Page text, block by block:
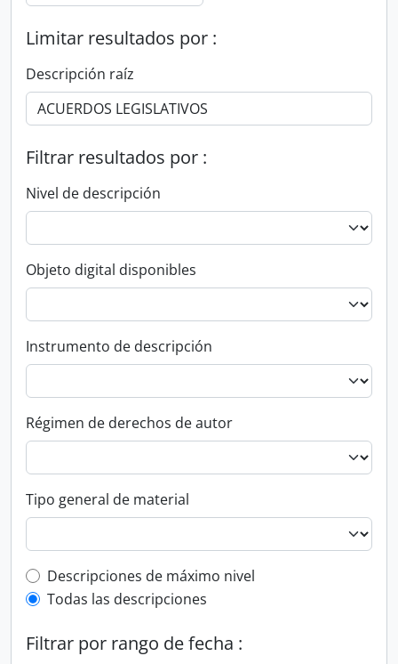
Limitar resultados por :
Descripción raíz
Filtrar resultados por :
Nivel de descripción
Objeto digital disponibles
Instrumento de descripción
Régimen de derechos de autor
Tipo general de material
Top-level description filter
Descripciones de máximo nivel
Todas las descripciones
Filtrar por rango de fecha :